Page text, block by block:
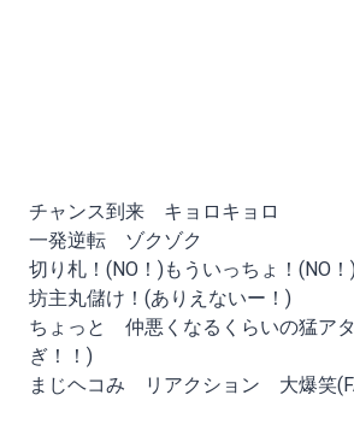
チャンス到来 キョロキョロ
一発逆転 ゾクゾク
切り札！(NO！)もういっちょ！(NO！
坊主丸儲け！(ありえないー！)
ちょっと 仲悪くなるくらいの猛ア
ぎ！！)
まじヘコみ リアクション 大爆笑